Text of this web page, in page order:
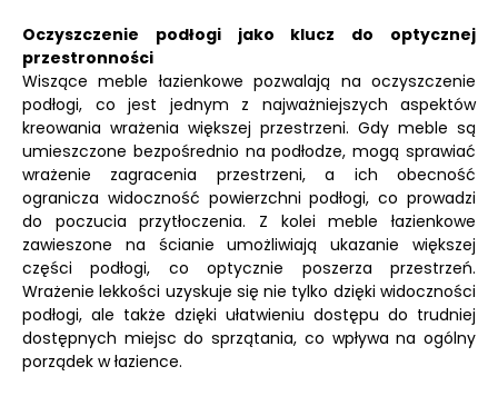
Oczyszczenie podłogi jako klucz do optycznej
przestronności
Wiszące meble łazienkowe pozwalają na oczyszczenie
podłogi, co jest jednym z najważniejszych aspektów
kreowania wrażenia większej przestrzeni. Gdy meble są
umieszczone bezpośrednio na podłodze, mogą sprawiać
wrażenie zagracenia przestrzeni, a ich obecność
ogranicza widoczność powierzchni podłogi, co prowadzi
do poczucia przytłoczenia. Z kolei meble łazienkowe
zawieszone na ścianie umożliwiają ukazanie większej
części podłogi, co optycznie poszerza przestrzeń.
Wrażenie lekkości uzyskuje się nie tylko dzięki widoczności
podłogi, ale także dzięki ułatwieniu dostępu do trudniej
dostępnych miejsc do sprzątania, co wpływa na ogólny
porządek w łazience.